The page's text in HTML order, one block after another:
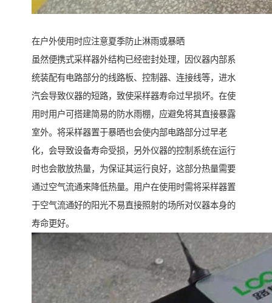
在户外使用时应注意夏季防止淋雨或暴晒
虽然便携式采样器外结构已经密封处理，因仪器内部系
统装配有电路部分的线路板、控制器、连接线等，进水
汽会导致仪器的短路，致使采样器寿命过早损坏。在使
用时用户可搭建简易的防水雨棚，应避免将其直接暴露
室外。将采样器置于暴晒也会使内部电路部分过早老
化，会导致设备寿命受损，另外仪器的控制系统在运行
时也会散放热量，为保证其运行良好，这部分热量需要
通过空气流通来降低热量。用户在使用时需将采样器置
于空气流通好的阳光不易直接照射的场所对仪器本身的
寿命更好。